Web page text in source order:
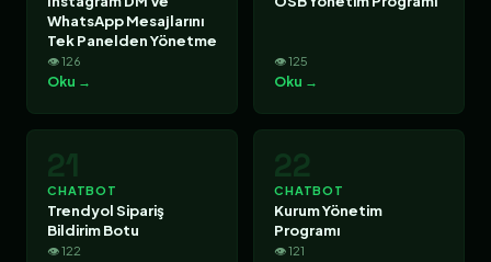
WhatsApp Mesajlarını
Tek Panelden Yönetme
👁 126
Oku →
👁 125
Oku →
21
CHATBOT
Trendyol Sipariş
Bildirim Botu
👁 122
22
CHATBOT
Kurum Yönetim
Programı
👁 121